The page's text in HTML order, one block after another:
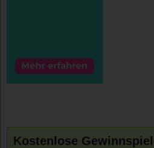
Kostenlose